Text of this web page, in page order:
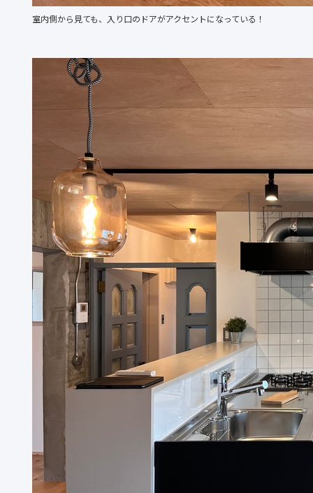
室内側から見ても、入り口のドアがアクセントになっている！